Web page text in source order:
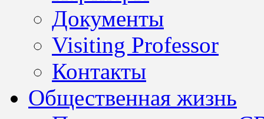
Документы
Visiting Professor
Контакты
Общественная жизнь